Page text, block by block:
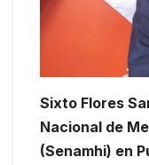
Sixto Flores
Nacional de
(Senamhi) en